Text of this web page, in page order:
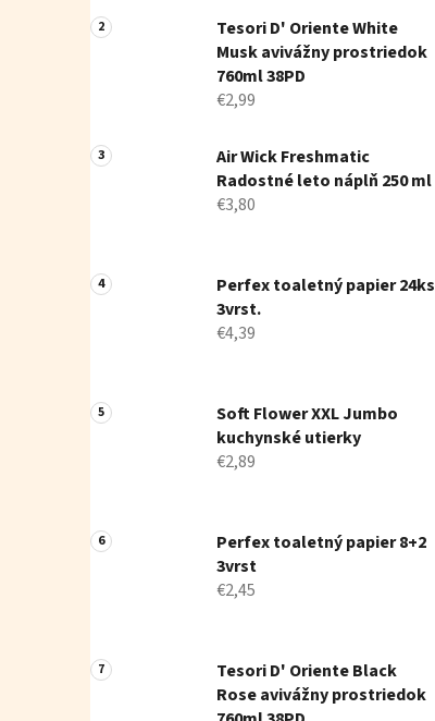
Tesori D' Oriente White
Musk avivážny prostriedok
760ml 38PD
€2,99
Air Wick Freshmatic
Radostné leto náplň 250 ml
€3,80
Perfex toaletný papier 24ks
3vrst.
€4,39
Soft Flower XXL Jumbo
kuchynské utierky
€2,89
Perfex toaletný papier 8+2
3vrst
€2,45
Tesori D' Oriente Black
Rose avivážny prostriedok